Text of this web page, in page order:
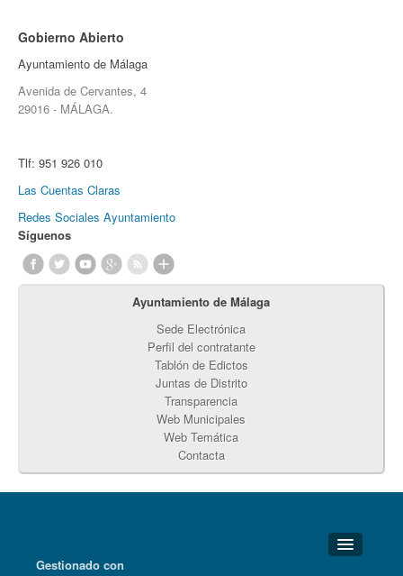
Gobierno Abierto
Ayuntamiento de Málaga
Avenida de Cervantes, 4
29016 - MÁLAGA.
Tlf: 951 926 010
Las Cuentas Claras
Redes Sociales Ayuntamiento
Síguenos
Ayuntamiento de Málaga
Sede Electrónica
Perfil del contratante
Tablón de Edictos
Juntas de Distrito
Transparencia
Web Municipales
Web Temática
Contacta
Gestionado con